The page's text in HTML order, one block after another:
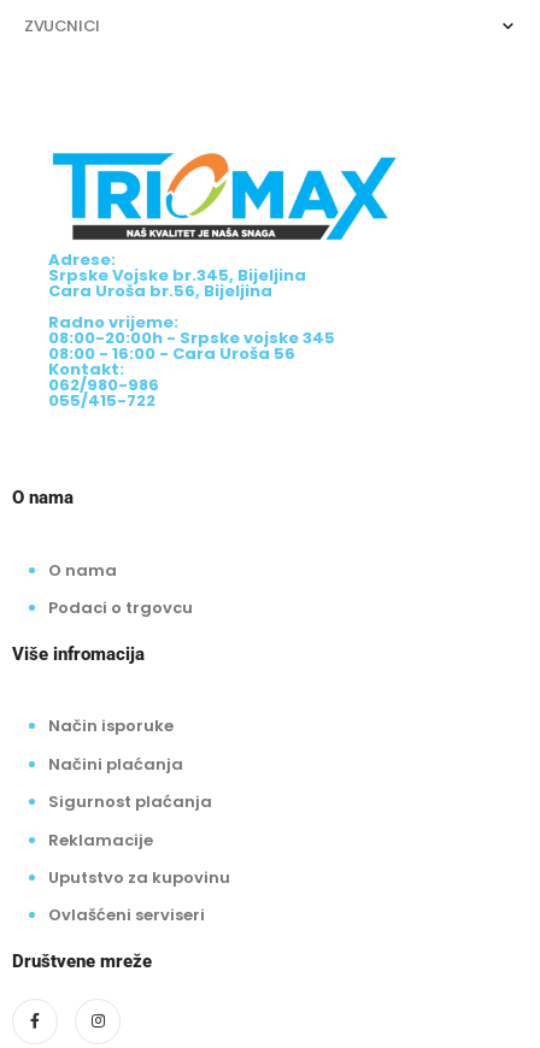
ZVUCNICI
Adrese:
Srpske Vojske br.345, Bijeljina
Cara Uroša br.56, Bijeljina
Radno vrijeme:
08:00-20:00h - Srpske vojske 345
08:00 - 16:00 - Cara Uroša 56
Kontakt:
062/980-986
055/415-722
O nama
O nama
Podaci o trgovcu
Više infromacija
Način isporuke
Načini plaćanja
Sigurnost plaćanja
Reklamacije
Uputstvo za kupovinu
Ovlašćeni serviseri
Društvene mreže